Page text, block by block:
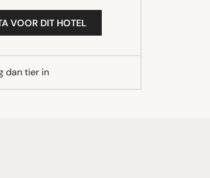
VOOR DIT HOTEL
dan tier in